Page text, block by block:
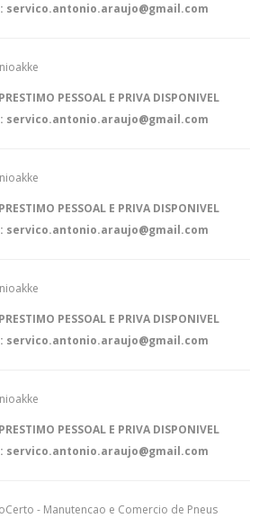
servico.antonio.araujo@gmail.com
PESSOAL E PRIVA DISPONIVEL
servico.antonio.araujo@gmail.com
PESSOAL E PRIVA DISPONIVEL
servico.antonio.araujo@gmail.com
PESSOAL E PRIVA DISPONIVEL
servico.antonio.araujo@gmail.com
PESSOAL E PRIVA DISPONIVEL
servico.antonio.araujo@gmail.com
- Manutencao e Comercio de Pneus